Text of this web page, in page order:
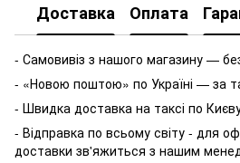
Доставка Оплата
- Самовивіз з нашого магазину —
- «Новою поштою» по Україні — за
- Швидка доставка на таксі по
- Відправка по всьому світу - для
доставки зв'яжиться з нашим